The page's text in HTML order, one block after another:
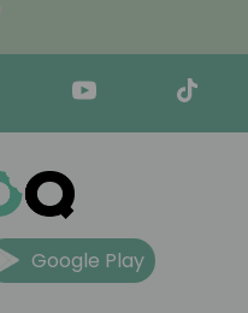
Google Play